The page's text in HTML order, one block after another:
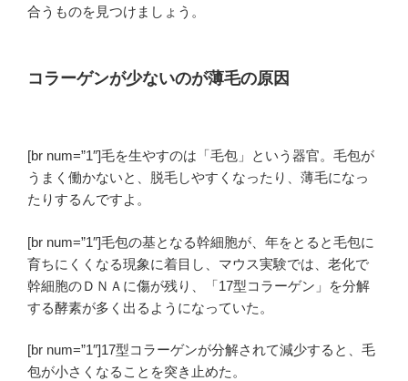
合うものを見つけましょう。
コラーゲンが少ないのが薄毛の原因
[br num=”1″]毛を生やすのは「毛包」という器官。毛包が
うまく働かないと、脱毛しやすくなったり、薄毛になっ
たりするんですよ。
[br num=”1″]毛包の基となる幹細胞が、年をとると毛包に
育ちにくくなる現象に着目し、マウス実験では、老化で
幹細胞のＤＮＡに傷が残り、「17型コラーゲン」を分解
する酵素が多く出るようになっていた。
[br num=”1″]17型コラーゲンが分解されて減少すると、毛
包が小さくなることを突き止めた。